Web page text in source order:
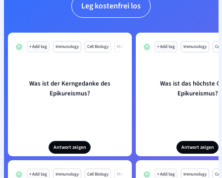
Leg kostenfrei los
+ Add tag Immunology Cell Biology Mo
Was ist der Kerngedanke des
Epikureismus?
Antwort zeigen
+ Add tag Immunology
Was ist das höchste
Epikureismus?
Antwort zeigen
+ Add tag Immunology Cell Biology Mo + Add tag Immunology